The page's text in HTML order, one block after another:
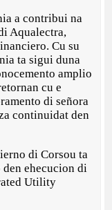
a contribui na
Aqualectra,
Cu su
ta sigui duna
amplio
cu e
di señora
continuidat den
di Corsou ta
ehecucion di
Utility